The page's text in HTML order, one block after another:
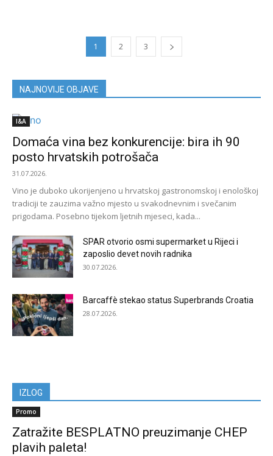
1 2 3
NAJNOVIJE OBJAVE
I&A
Domaća vina bez konkurencije: bira ih 90
posto hrvatskih potrošača
31.07.2026.
Vino je duboko ukorijenjeno u hrvatskoj gastronomskoj i enološkoj
tradiciji te zauzima važno mjesto u svakodnevnim i svečanim
prigodama. Posebno tijekom ljetnih mjeseci, kada...
SPAR otvorio osmi supermarket u Rijeci i
zaposlio devet novih radnika
30.07.2026.
Barcaffè stekao status Superbrands Croatia
28.07.2026.
IZLOG
Promo
Zatražite BESPLATNO preuzimanje CHEP
plavih paleta!